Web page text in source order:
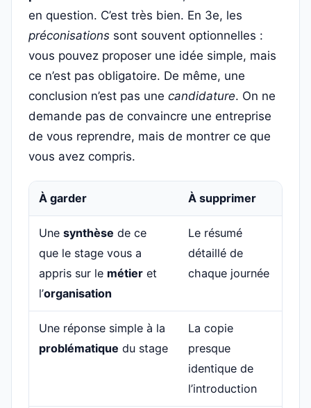
en question. C’est très bien. En 3e, les
préconisations sont souvent optionnelles :
vous pouvez proposer une idée simple, mais
ce n’est pas obligatoire. De même, une
conclusion n’est pas une candidature. On ne
demande pas de convaincre une entreprise
de vous reprendre, mais de montrer ce que
vous avez compris.
À garder À supprimer
Une synthèse de ce
que le stage vous a
appris sur le métier et
l’organisation
Le résumé
détaillé de
chaque journée
Une réponse simple à la
problématique du stage
La copie
presque
identique de
l’introduction